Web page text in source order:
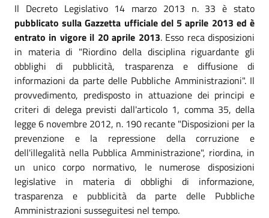
Il Decreto Legislativo 14 marzo 2013 n. 33 è stato
pubblicato sulla Gazzetta ufficiale del 5 aprile 2013 ed è
entrato in vigore il 20 aprile 2013. Esso reca disposizioni
in materia di "Riordino della disciplina riguardante gli
obblighi di pubblicità, trasparenza e diffusione di
informazioni da parte delle Pubbliche Amministrazioni". Il
provvedimento, predisposto in attuazione dei principi e
criteri di delega previsti dall'articolo 1, comma 35, della
legge 6 novembre 2012, n. 190 recante "Disposizioni per la
prevenzione e la repressione della corruzione e
dell'illegalità nella Pubblica Amministrazione", riordina, in
un unico corpo normativo, le numerose disposizioni
legislative in materia di obblighi di informazione,
trasparenza e pubblicità da parte delle Pubbliche
Amministrazioni susseguitesi nel tempo.